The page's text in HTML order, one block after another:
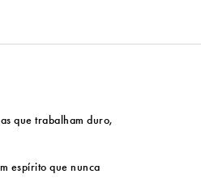
que trabalham duro,
espírito que nunca